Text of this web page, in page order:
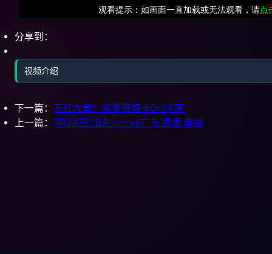
分享到：
视频介绍
下一篇： 五红九黄！阿夏赛博卡0-1河床
上一篇： 1月24日CBA 八一vs广东 录像 集锦